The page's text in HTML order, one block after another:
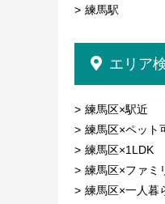
練馬駅
エリア
練馬区×駅近
練馬区×ペット
練馬区×1LDK
練馬区×ファミ
練馬区×一人暮